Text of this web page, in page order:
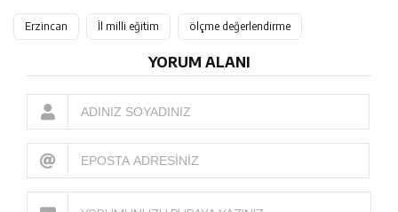
Erzincan İl milli eğitim ölçme değerlendirme
YORUM ALANI